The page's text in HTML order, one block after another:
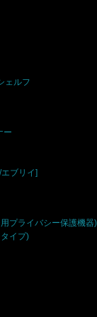
ェルフ
ー
ブリイ]
プライバシー保護機器)
イプ)